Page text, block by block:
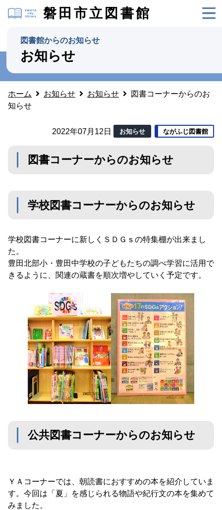
磐田市立図書館
図書館からのお知らせ
お知らせ
ホーム お知らせ お知らせ
図書コーナーからのお
知らせ
2022年07月12日 お知らせ ながふじ図書館
図書コーナーからのお知らせ
学校図書コーナーからのお知らせ
学校図書コーナーに新しくＳＤＧｓの特集棚が出来まし
た。
豊田北部小・豊田中学校の子どもたちの調べ学習に活用で
きるように、関連の蔵書を順次増やしていく予定です。
公共図書コーナーからのお知らせ
ＹＡコーナーでは、朝読書におすすめの本を紹介していま
す。今回は「夏」を感じられる物語や紀行文の本を集めて
みました。